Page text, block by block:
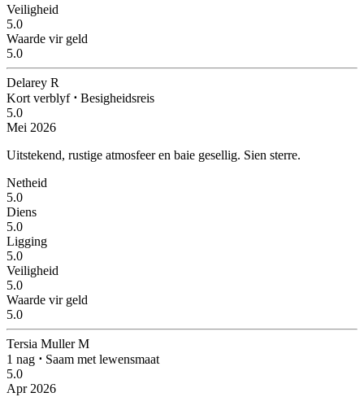
Veiligheid
5.0
Waarde vir geld
5.0
Delarey R
Kort verblyf ⋅ Besigheidsreis
5.0
Mei 2026
Uitstekend, rustige atmosfeer en baie gesellig. Sien sterre.
Netheid
5.0
Diens
5.0
Ligging
5.0
Veiligheid
5.0
Waarde vir geld
5.0
Tersia Muller M
1 nag ⋅ Saam met lewensmaat
5.0
Apr 2026